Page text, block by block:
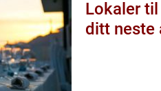
Lokaler
ditt neste